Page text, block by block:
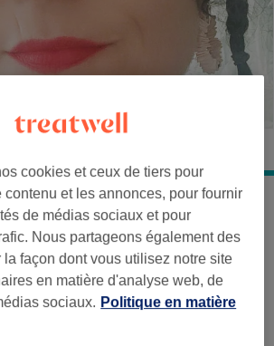
11
n'est
pas disponible sur
ci-dessous des partenaires
vous plaire.
cookies et ceux de tiers pour
contenu et les annonces, pour fournir
de médias sociaux et pour
Nous partageons également des
la façon dont vous utilisez notre site
en matière d'analyse web, de
sociaux. Politique en matière